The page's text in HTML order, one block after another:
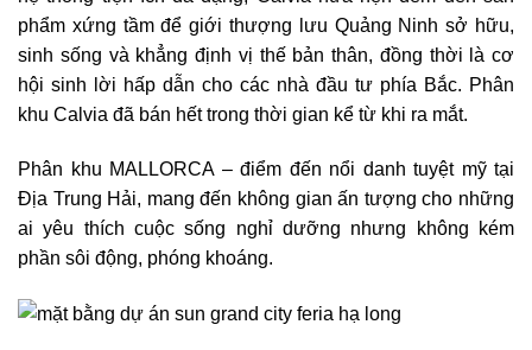
phẩm xứng tầm để giới thượng lưu Quảng Ninh sở hữu,
sinh sống và khẳng định vị thế bản thân, đồng thời là cơ
hội sinh lời hấp dẫn cho các nhà đầu tư phía Bắc. Phân
khu Calvia đã bán hết trong thời gian kể từ khi ra mắt.
Phân khu MALLORCA – điểm đến nổi danh tuyệt mỹ tại
Địa Trung Hải, mang đến không gian ấn tượng cho những
ai yêu thích cuộc sống nghỉ dưỡng nhưng không kém
phần sôi động, phóng khoáng.